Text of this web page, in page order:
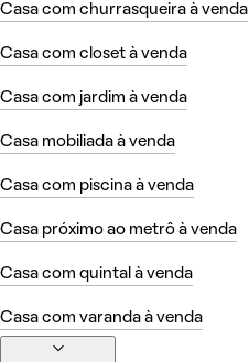
Casa com churrasqueira à venda
Casa com closet à venda
Casa com jardim à venda
Casa mobiliada à venda
Casa com piscina à venda
Casa próximo ao metrô à venda
Casa com quintal à venda
Casa com varanda à venda